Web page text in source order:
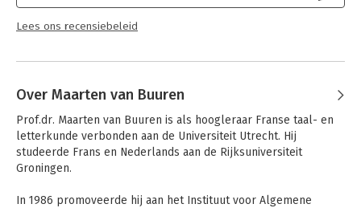
Lees ons recensiebeleid
Over Maarten van Buuren
Prof.dr. Maarten van Buuren is als hoogleraar Franse taal- en
letterkunde verbonden aan de Universiteit Utrecht. Hij
studeerde Frans en Nederlands aan de Rijksuniversiteit
Groningen.
In 1986 promoveerde hij aan het Instituut voor Algemene